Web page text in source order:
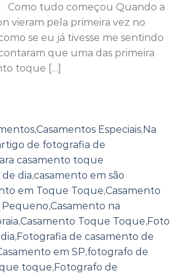
Como tudo começou Quando a
vieram pela primeira vez no
se eu já tivesse me sentindo
que uma das primeira
toque […]
,Casamentos Especiais,Na
de fotografia de
casamento toque
dia,casamento em são
em Toque Toque,Casamento
,Casamento na
,Casamento Toque Toque,Foto
,Fotografia de casamento de
em SP,fotografo de
toque,Fotografo de